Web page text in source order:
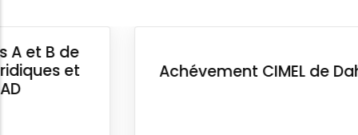
Achévement CIMEL de Dahra